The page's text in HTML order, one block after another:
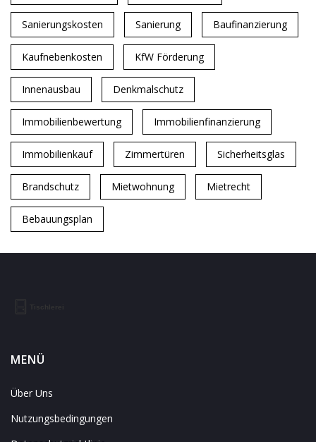
Sanierungskosten Sanierung Baufinanzierung
Kaufnebenkosten KfW Förderung
Innenausbau Denkmalschutz
Immobilienbewertung Immobilienfinanzierung
Immobilienkauf Zimmertüren Sicherheitsglas
Brandschutz Mietwohnung Mietrecht
Bebauungsplan
MENÜ
Über Uns
Nutzungsbedingungen